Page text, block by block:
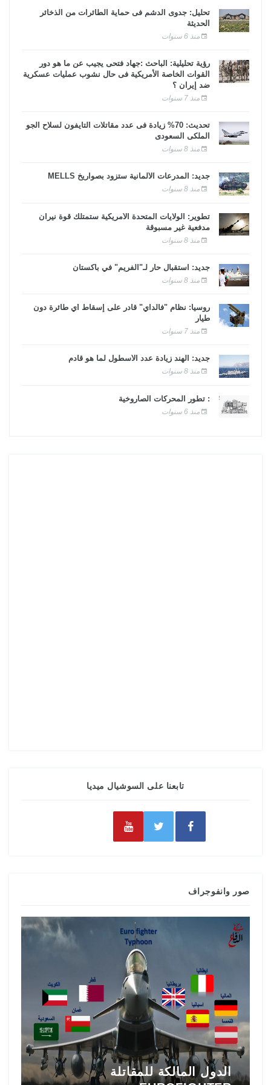
تحليل: جدوى الدشم فى حماية الطائرات من الذخائر
الحديثة
منذ 6 سنوات
رؤية تحليلية: الباحث :جهاد فتحى يجيب عن ما هو دور
القوات الخاصة الأمريكية فى حال نشوب عمليات عسكرية
ضد إيران ؟
منذ 7 سنوات
تحديث: 70% زيادة فى عدد مقاتلات التايفون لسلاح الجو
الملكى السعودى
منذ 8 سنوات
جديد: المدرعات الألمانية ستزود بصواريخ MELLS
منذ 8 سنوات
تطوير: الولايات المتحدة الأمريكية ستمتلك قوة نيران
مدفعية غير مسبوقة
منذ 8 سنوات
جديد: استقبال حار لـ"الفريم" في باكستان
منذ 8 سنوات
روسيا: نظام "فالداي" قادر على إسقاط أي طائرة دون
طيار
منذ 7 سنوات
جديد: الهند زيادة عدد الأسطول لما هو قادم
منذ 8 سنوات
: تطور المحركات الصاروخية
منذ 6 سنوات
تابعنا على السوشيال ميديا
صور وانفوجراف
تاريخ المقاتلة F-16 في الشرق